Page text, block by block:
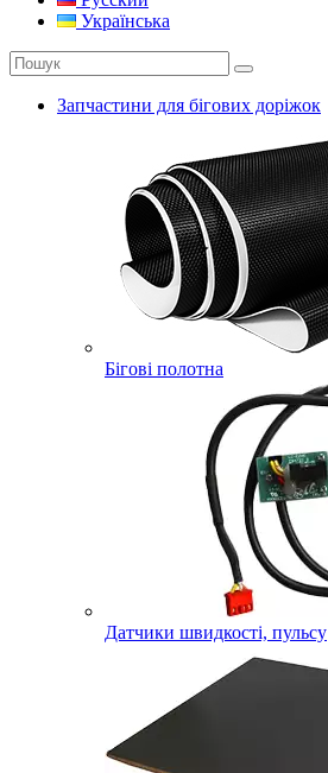
Українська
Запчастини для бігових доріжок
Бігові полотна
Датчики швидкості, пульсу